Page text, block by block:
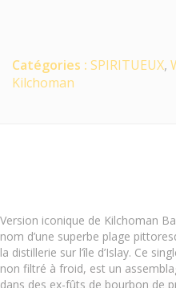
Catégories : SPIRITUEUX,
Kilchoman
Version iconique de Kilchoman
nom d’une superbe plage
la distillerie sur l’île d’Islay. Ce
non filtré à froid, est un
dans des ex-fûts de bourbon de